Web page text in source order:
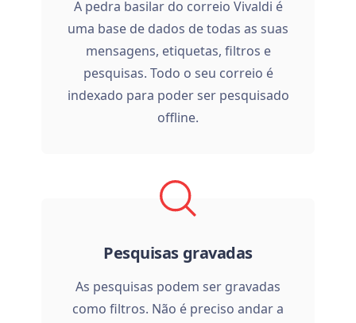
A pedra basilar do correio Vivaldi é
uma base de dados de todas as suas
mensagens, etiquetas, filtros e
pesquisas. Todo o seu correio é
indexado para poder ser pesquisado
offline.
Pesquisas gravadas
As pesquisas podem ser gravadas
como filtros. Não é preciso andar a